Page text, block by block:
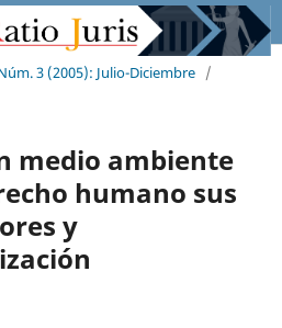
3 (2005): Julio-Diciembre /
medio ambiente
humano sus
y